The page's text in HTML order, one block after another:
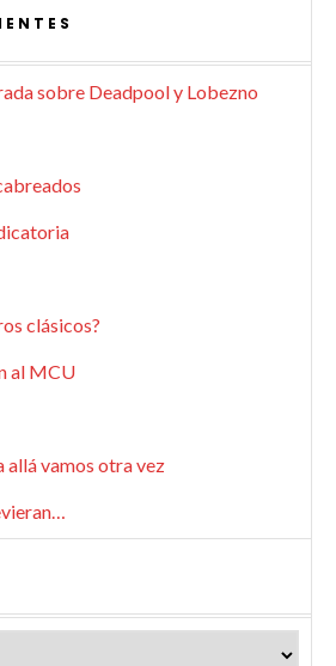
sobre Deadpool y Lobezno
clásicos?
al MCU
allá vamos otra vez